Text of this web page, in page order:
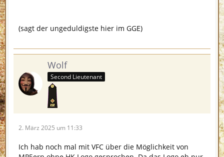
(sagt der ungeduldigste hier im GGE)
Wolf
Second Lieutenant
2. März 2025 um 11:33
Ich hab noch mal mit VFC über die Möglichkeit von